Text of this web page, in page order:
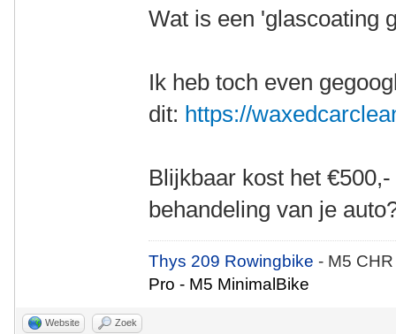
Wat is een 'glascoating
Ik heb toch even
dit: https://
Blijkbaar kost het
behandeling van je
Thys 209 Rowingbike- M5
Pro - M5 MinimalBike
Website Zoek